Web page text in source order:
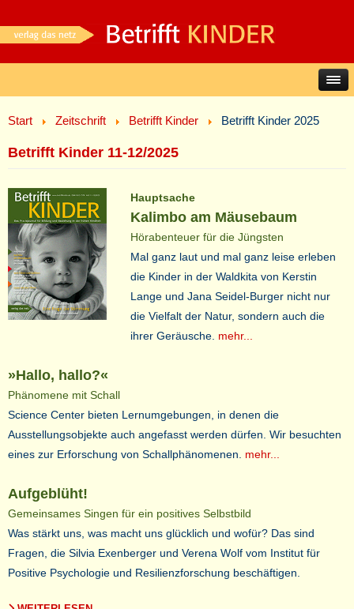
Start Zeitschrift Betrifft Kinder Betrifft Kinder 2025
Betrifft Kinder 11-12/2025
Hauptsache
Kalimbo am Mäusebaum
Hörabenteuer für die Jüngsten
Mal ganz laut und mal ganz leise erleben
die Kinder in der Waldkita von Kerstin
Lange und Jana Seidel-Burger nicht nur
die Vielfalt der Natur, sondern auch die
ihrer Geräusche. mehr...
»Hallo, hallo?«
Phänomene mit Schall
Science Center bieten Lernumgebungen, in denen die
Ausstellungsobjekte auch angefasst werden dürfen. Wir besuchten
eines zur Erforschung von Schallphänomenen. mehr...
Aufgeblüht!
Gemeinsames Singen für ein positives Selbstbild
Was stärkt uns, was macht uns glücklich und wofür? Das sind
Fragen, die Silvia Exenberger und Verena Wolf vom Institut für
Positive Psychologie und Resilienzforschung beschäftigen.